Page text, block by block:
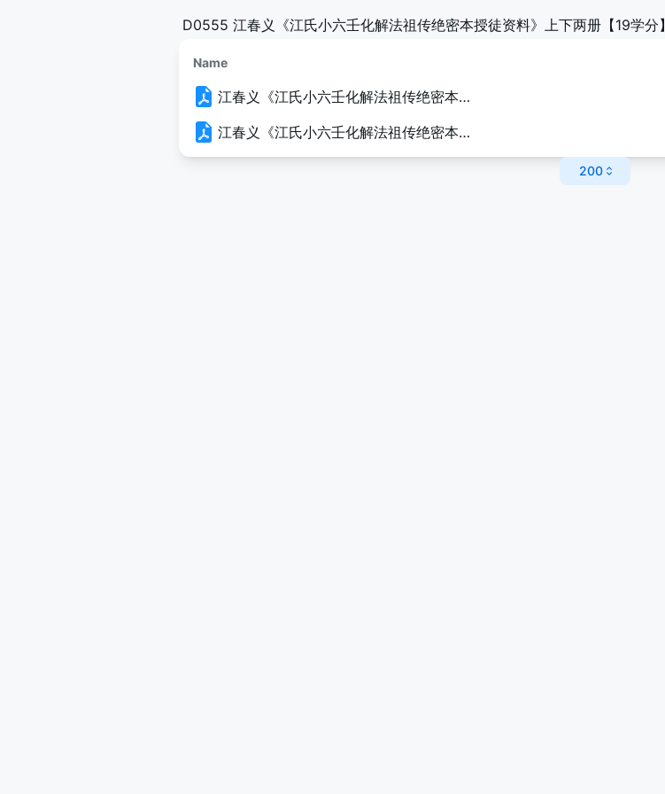
D0555 江春义《江氏小六壬化解法祖传绝密本授徒资料》上下两册【19学分】
Name
江春义《江氏小六壬化解法祖传绝密本授徒资料上册》（65页）.pdf
江春义《江氏小六壬化解法祖传绝密本授徒资料下册》（73页）.pdf
200